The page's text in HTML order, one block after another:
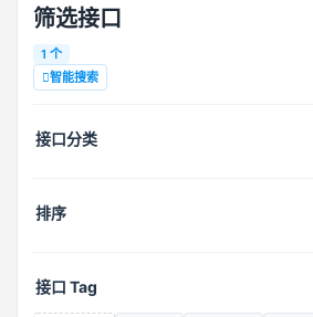
筛选接口
1 个
智能搜索
接口分类
排序
接口 Tag